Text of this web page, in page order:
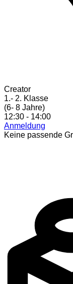
Creator
1.- 2. Klasse
(6- 8 Jahre)
12:30 - 14:00
Anmeldung
Keine passende